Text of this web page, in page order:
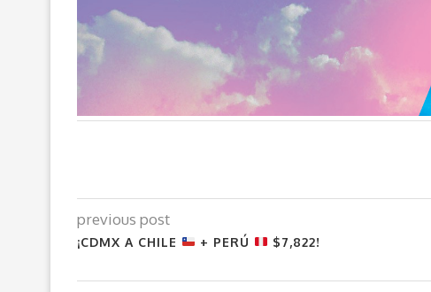
previous post
¡CDMX A CHILE + PERÚ $7,822!